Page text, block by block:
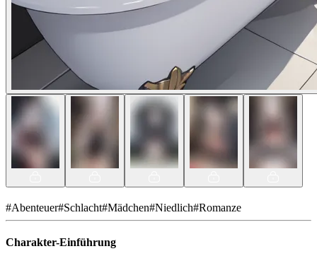
#Abenteuer#Schlacht#Mädchen#Niedlich#Romanze
Charakter-Einführung